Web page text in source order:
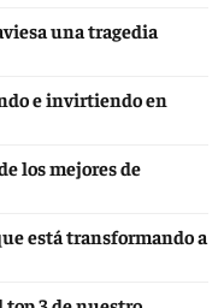
una tragedia
e invirtiendo en
los mejores de
está transformando a